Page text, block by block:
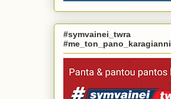
#symvainei_twra
#me_ton_pano_karagianni